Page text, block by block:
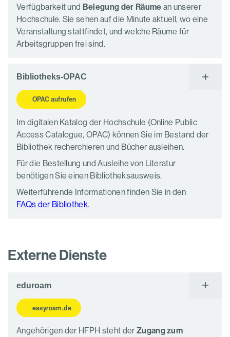
Verfügbarkeit und Belegung der Räume an unserer
Hochschule. Sie sehen auf die Minute aktuell, wo eine
Veranstaltung stattfindet, und welche Räume für
Arbeitsgruppen frei sind.
Bibliotheks-OPAC
OPAC aufrufen
Im digitalen Katalog der Hochschule (Online Public
Access Catalogue, OPAC) können Sie im Bestand der
Bibliothek recherchieren und Bücher ausleihen.
Für die Bestellung und Ausleihe von Literatur
benötigen Sie einen Bibliotheksausweis.
Weiterführende Informationen finden Sie in den
FAQs der Bibliothek.
Externe Dienste
eduroam
easyroam.de
Angehörigen der HFPH steht derZugang zum